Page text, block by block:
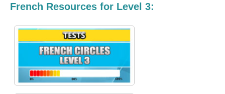
French Resources for Level 3: